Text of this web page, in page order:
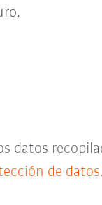
datos
de datos